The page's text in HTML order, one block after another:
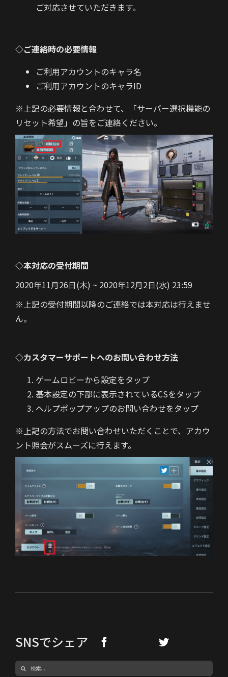
ご対応させていただきます。
◇ご連絡時の必要情報
ご利用アカウントのキャラ名
ご利用アカウントのキャラID
※上記の必要情報と合わせて、
「サーバー選択機能の
リセット希望」の旨をご連絡ください。
◇本対応の受付期間
2020年11月26日(木) ~ 2020年12月2日(水) 23:59
※上記の受付期間以降のご連絡では本対応は行えませ
ん。
◇カスタマーサポートへのお問い合わせ方法
ゲームロビーから設定をタップ
基本設定の下部に表示されているCSをタップ
ヘルプポップアップのお問い合わせをタップ
※上記の方法でお問い合わせいただくことで、アカウ
ント照会がスムーズに行えます。
SNSでシェア
検